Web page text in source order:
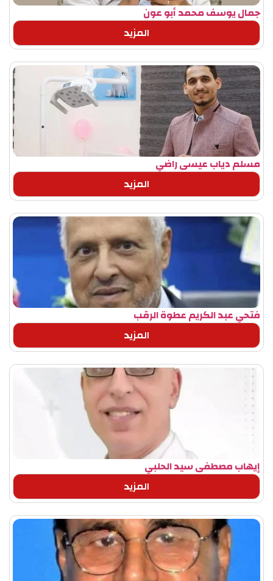
جمال يوسف محمد أبو عون
المزيد
مسلم دياب عيسى راضي
المزيد
فتحي عبد الكريم عطوة الرقب
المزيد
إيهاب مصطفى سيد الحلبي
المزيد